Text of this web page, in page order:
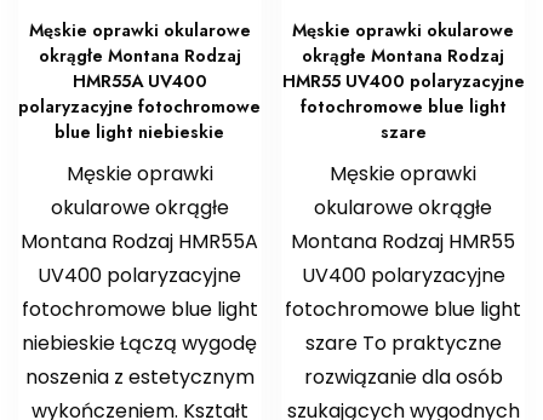
Męskie oprawki okularowe
okrągłe Montana Rodzaj
HMR55A UV400
polaryzacyjne fotochromowe
blue light niebieskie
Męskie oprawki
okularowe okrągłe
Montana Rodzaj HMR55A
UV400 polaryzacyjne
fotochromowe blue light
niebieskie Łączą wygodę
noszenia z estetycznym
wykończeniem. Kształt
Męskie oprawki okularowe
okrągłe Montana Rodzaj
HMR55 UV400 polaryzacyjne
fotochromowe blue light
szare
Męskie oprawki
okularowe okrągłe
Montana Rodzaj HMR55
UV400 polaryzacyjne
fotochromowe blue light
szare To praktyczne
rozwiązanie dla osób
szukających wygodnych